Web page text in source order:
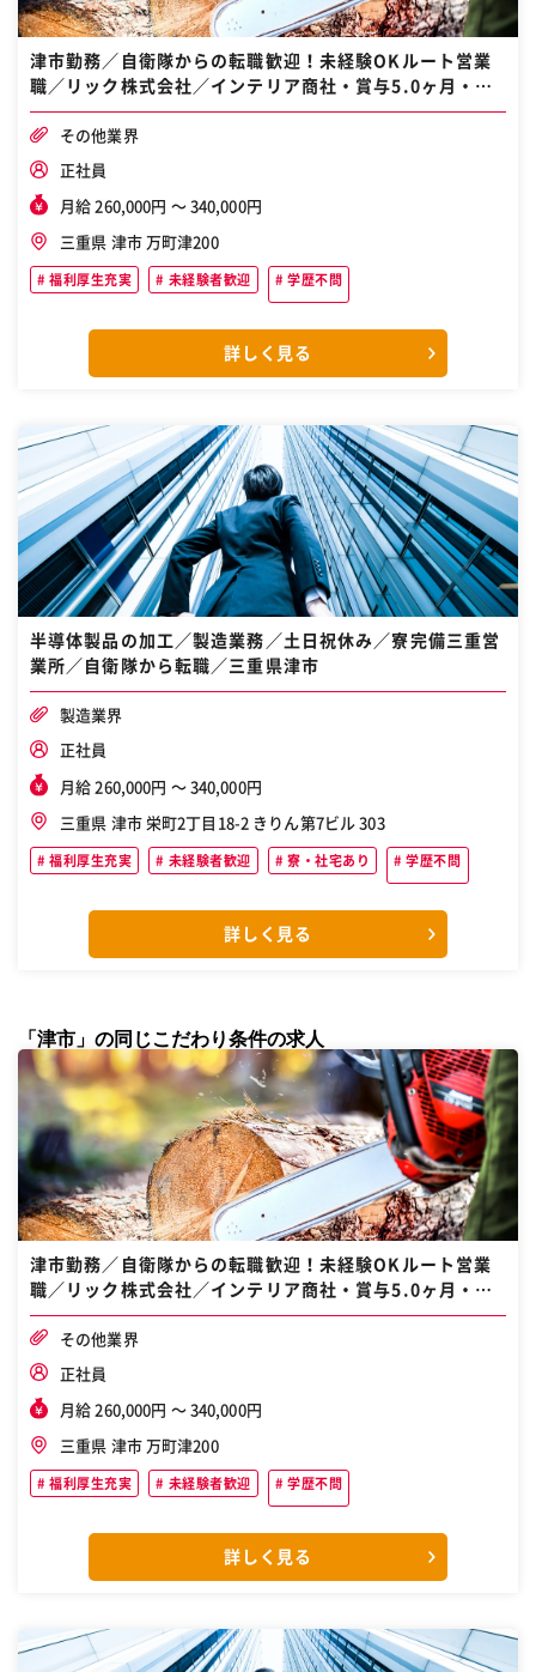
津市勤務／自衛隊からの転職歓迎！未経験OKルート営業
職／リック株式会社／インテリア商社・賞与5.0ヶ月・年
間休日126日
その他業界
正社員
月給 260,000円 〜 340,000円
三重県 津市 万町津200
福利厚生充実 未経験者歓迎 学歴不問
詳しく見る
半導体製品の加工／製造業務／土日祝休み／寮完備三重営
業所／自衛隊から転職／三重県津市
製造業界
正社員
月給 260,000円 〜 340,000円
三重県 津市 栄町2丁目18-2 きりん第7ビル 303
福利厚生充実 未経験者歓迎 寮・社宅あり 学歴不問
詳しく見る
「津市」の同じこだわり条件の求人
津市勤務／自衛隊からの転職歓迎！未経験OKルート営業
職／リック株式会社／インテリア商社・賞与5.0ヶ月・年
間休日126日
その他業界
正社員
月給 260,000円 〜 340,000円
三重県 津市 万町津200
福利厚生充実 未経験者歓迎 学歴不問
詳しく見る